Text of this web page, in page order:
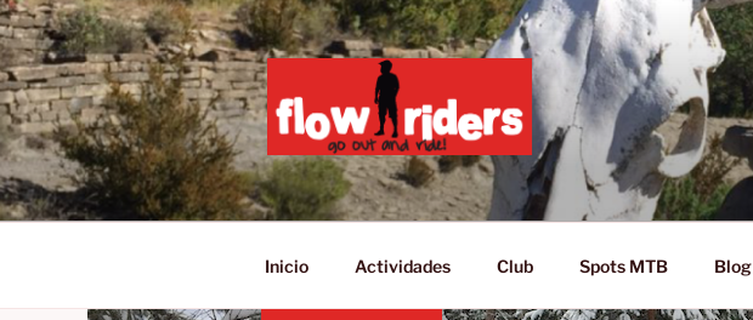
Saltar
al
contenido
GO OUT AND RIDE!
Inicio Actividades Club Spots MTB Blog